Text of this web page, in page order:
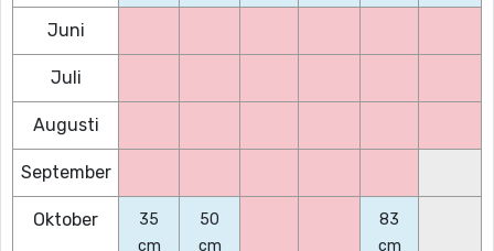
Juni
Juli
Augusti
September
Oktober
35
cm
50
cm
83
cm